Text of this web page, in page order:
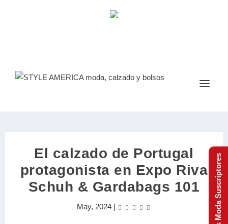
El calzado de Portugal
protagonista en Expo Riva
Schuh & Gardabags 101
May, 2024|